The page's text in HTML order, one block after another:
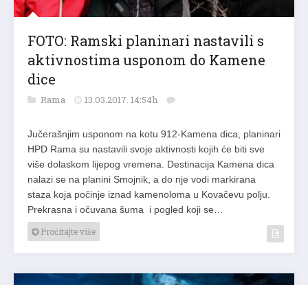
FOTO: Ramski planinari nastavili s
aktivnostima usponom do Kamene
dice
Rama 13.03.2017. 14:54h
Jučerašnjim usponom na kotu 912-Kamena dica, planinari
HPD Rama su nastavili svoje aktivnosti kojih će biti sve
više dolaskom lijepog vremena. Destinacija Kamena dica
nalazi se na planini Smojnik, a do nje vodi markirana
staza koja počinje iznad kamenoloma u Kovačevu polju.
Prekrasna i očuvana šuma i pogled koji se…
Pročitajte više